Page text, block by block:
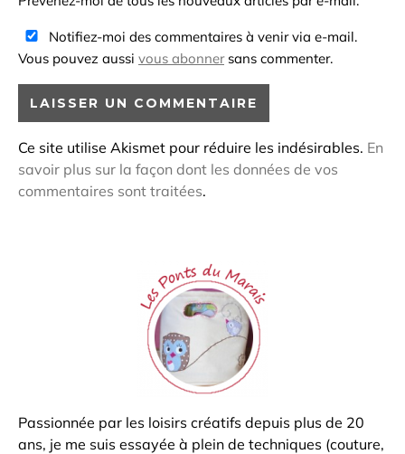
Notifiez-moi des commentaires à venir via e-mail.
Vous pouvez aussi vous abonnersans commenter.
Ce site utilise Akismet pour réduire les indésirables. En
savoir plus sur la façon dont les données de vos
commentaires sont traitées.
Passionnée par les loisirs créatifs depuis plus de 20
ans, je me suis essayée à plein de techniques (couture,